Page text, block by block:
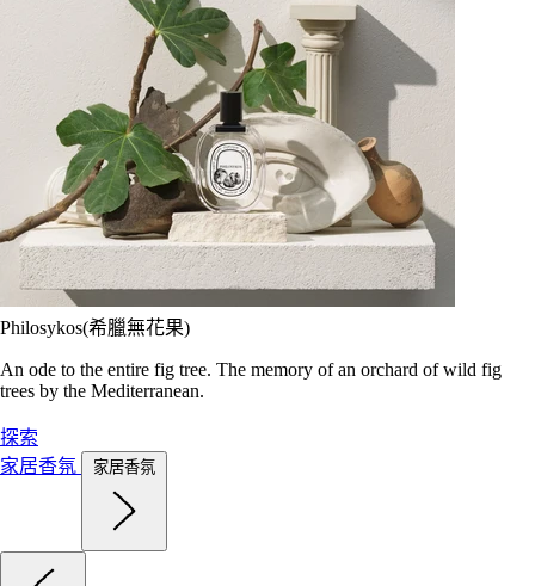
Philosykos(希臘無花果)
An ode to the entire fig tree. The memory of an orchard of wild fig
trees by the Mediterranean.
探索
家居香氛
家居香氛